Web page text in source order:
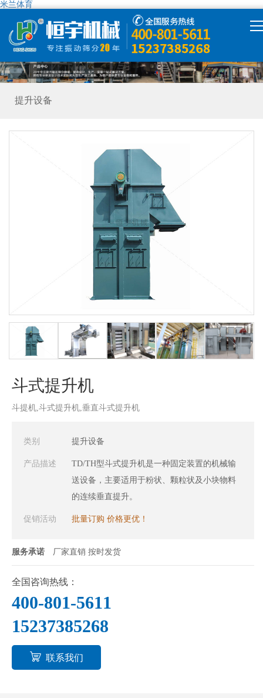
米兰体育
米兰体育
产品中心
提升设备
斗式提升机
斗提机,斗式提升机,垂直斗式提升机
类别 提升设备
产品描述
TD/TH型斗式提升机是一种固定装置的机械输
送设备，主要适用于粉状、颗粒状及小块物料
的连续垂直提升。
促销活动 批量订购 价格更优！
服务承诺 厂家直销 按时发货
全国咨询热线：
400-801-5611
15237385268
联系我们